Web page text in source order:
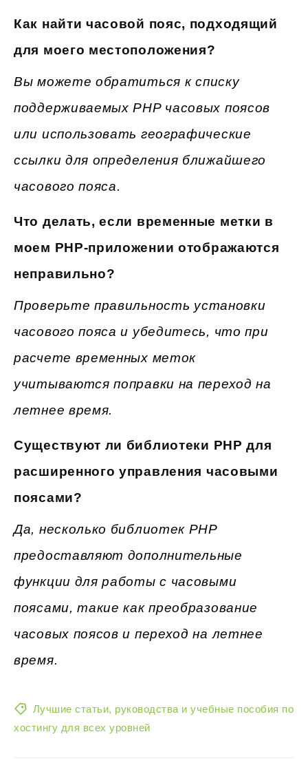
Как найти часовой пояс, подходящий
для моего местоположения?
Вы можете обратиться к списку
поддерживаемых PHP часовых поясов
или использовать географические
ссылки для определения ближайшего
часового пояса.
Что делать, если временные метки в
моем PHP-приложении отображаются
неправильно?
Проверьте правильность установки
часового пояса и убедитесь, что при
расчете временных меток
учитываются поправки на переход на
летнее время.
Существуют ли библиотеки PHP для
расширенного управления часовыми
поясами?
Да, несколько библиотек PHP
предоставляют дополнительные
функции для работы с часовыми
поясами, такие как преобразование
часовых поясов и переход на летнее
время.
Лучшие статьи, руководства и учебные пособия по
хостингу для всех уровней